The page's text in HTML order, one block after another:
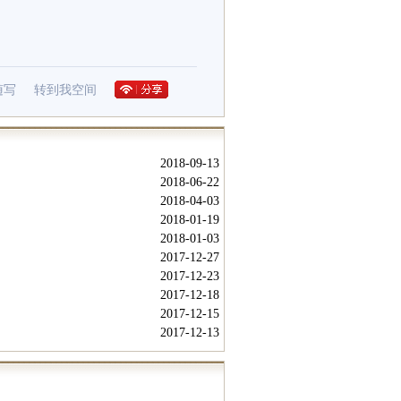
转到我空间
写
2018-09-13
2018-06-22
2018-04-03
2018-01-19
2018-01-03
2017-12-27
2017-12-23
2017-12-18
2017-12-15
2017-12-13